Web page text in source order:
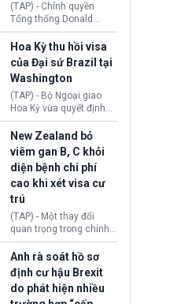
(TAP) - Chính quyền
Tổng thống Donald
Trump đã hoàn trả
khoảng 100 tỷ USD thuế
quan từng thu theo Đạo
luật Quyền hạn Kinh tế
Khẩn cấp Quốc tế
(IEEPA). Động thái này
diễn ra sau phán quyết
hồi tháng 2 bởi Tòa án
Tối cao Hoa Kỳ
(SCOTUS) khi tuyên bố,
việc áp thuế diện rộng là
hoàn toàn bất hợp pháp.
Hoa Kỳ thu hồi visa
của Đại sứ Brazil tại
Washington
(TAP) - Bộ Ngoại giao
Hoa Kỳ vừa quyết định
thu hồi thị thực (visa)
của bà Maria Luiza
Ribeiro Viotti - Đại sứ
Brazil tại Washington.
Động thái trên diễn ra
trong bối cảnh tranh
chấp ngoại giao giữa
chính quyền Tổng thống
Donald Trump và chính
phủ cánh tả Tổng thống
da Silva đang leo thang
gay gắt.
New Zealand bỏ
viêm gan B, C khỏi
diện bệnh chi phí
cao khi xét visa cư
trú
(TAP) - Một thay đổi
quan trọng trong chính
sách nhập cư của New
Zealand đang mở ra
thêm cơ hội cho nhiều
người muốn định cư. Từ
nay, người mắc viêm
Anh rà soát hồ sơ
định cư hậu Brexit
do phát hiện nhiều